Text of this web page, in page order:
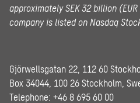
approximately SEK 32 billion
company is listed on Nasdaq
Gjörwellsgatan 22, 112 60
Box 34044, 100 26 Stockholm,
Telephone: +46 8 695 60 00